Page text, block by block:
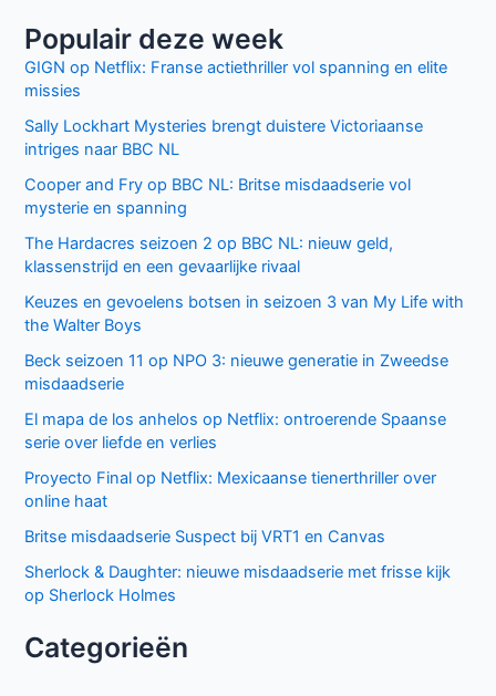
Populair deze week
GIGN op Netflix: Franse actiethriller vol spanning en elite
missies
Sally Lockhart Mysteries brengt duistere Victoriaanse
intriges naar BBC NL
Cooper and Fry op BBC NL: Britse misdaadserie vol
mysterie en spanning
The Hardacres seizoen 2 op BBC NL: nieuw geld,
klassenstrijd en een gevaarlijke rivaal
Keuzes en gevoelens botsen in seizoen 3 van My Life with
the Walter Boys
Beck seizoen 11 op NPO 3: nieuwe generatie in Zweedse
misdaadserie
El mapa de los anhelos op Netflix: ontroerende Spaanse
serie over liefde en verlies
Proyecto Final op Netflix: Mexicaanse tienerthriller over
online haat
Britse misdaadserie Suspect bij VRT1 en Canvas
Sherlock & Daughter: nieuwe misdaadserie met frisse kijk
op Sherlock Holmes
Categorieën